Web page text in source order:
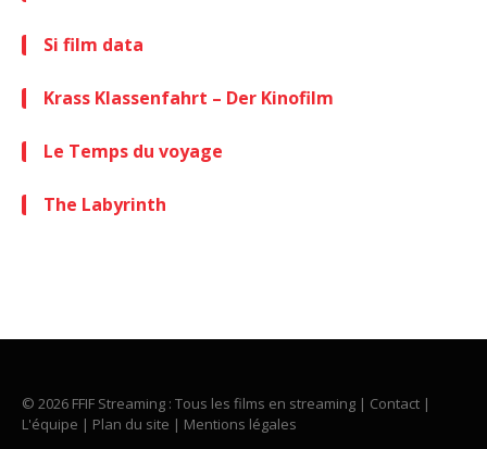
Si film data
Krass Klassenfahrt – Der Kinofilm
Le Temps du voyage
The Labyrinth
© 2026 FFIF Streaming : Tous les films en streaming | Contact |
L'équipe | Plan du site | Mentions légales